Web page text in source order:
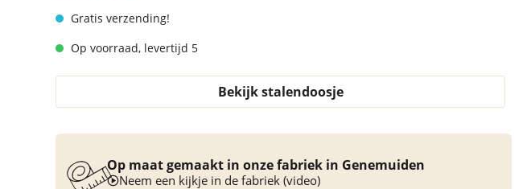
Vloerkleed turquoise
Gratis verzending!
Op voorraad, levertijd 5
Bekijk stalendoosje
Op maat gemaakt in onze fabriek in Genemuiden
Neem een kijkje in de fabriek (video)